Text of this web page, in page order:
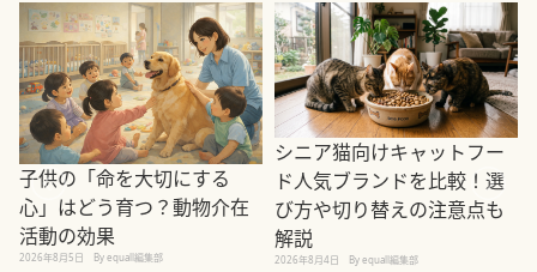
子供の「命を大切にする
心」はどう育つ？動物介在
活動の効果
2026年8月5日 By equall編集部
シニア猫向けキャットフー
ド人気ブランドを比較！選
び方や切り替えの注意点も
解説
2026年8月4日 By equall編集部